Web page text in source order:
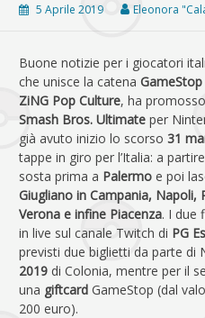
5 Aprile 2019 Eleonora
Buone notizie per i giocatori
che unisce la catena GameStop
ZiNG Pop Culture, ha
Smash Bros. Ultimate per
già avuto inizio lo scorso 31
tappe in giro per l’Italia: a
sosta prima a Palermo e poi
Giugliano in Campania, Napoli,
Verona e infine Piacenza. I due
in live sul canale Twitch di PG
previsti due biglietti da parte di
2019 di Colonia, mentre per il
una giftcard GameStop (dal
200 euro).